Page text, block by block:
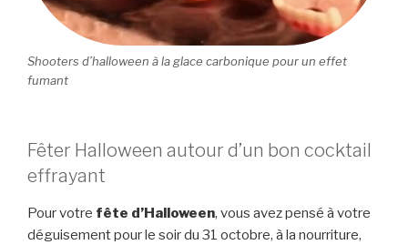
Shooters d’halloween à la glace carbonique pour un effet
fumant
Fêter Halloween autour d’un bon cocktail
effrayant
Pour votre fête d’Halloween, vous avez pensé à votre
déguisement pour le soir du 31 octobre, à la nourriture,